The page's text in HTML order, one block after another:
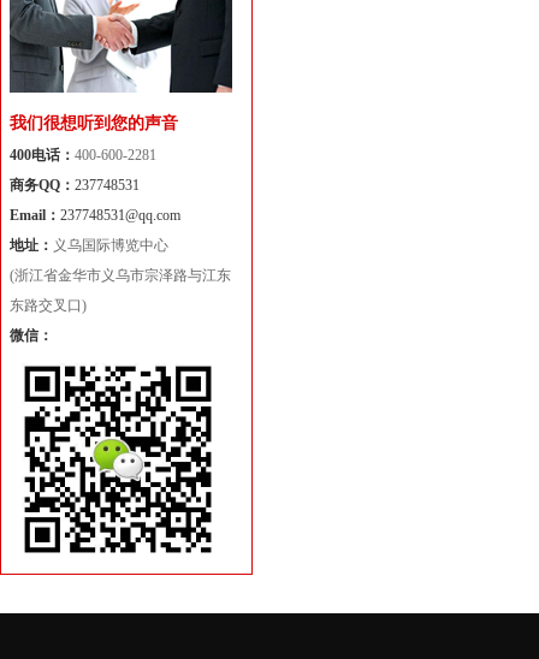
我们很想听到您的声音
400电话： 400-600-2281
商务QQ： 237748531
Email： 237748531@qq.com
地址： 义乌国际博览中心
(浙江省金华市义乌市宗泽路与江东
东路交叉口)
微信：